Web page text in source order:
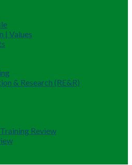
| Values
& Research (RE&R)
Review